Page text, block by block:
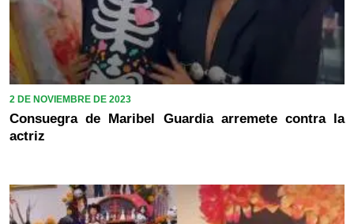
2 DE NOVIEMBRE DE 2023
Consuegra de Maribel Guardia arremete contra la
actriz